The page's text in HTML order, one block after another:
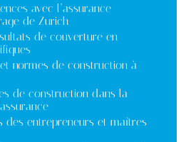
avec l’assurance
de Zurich
de couverture en
normes de construction à
de construction dans la
des entrepreneurs et maîtres